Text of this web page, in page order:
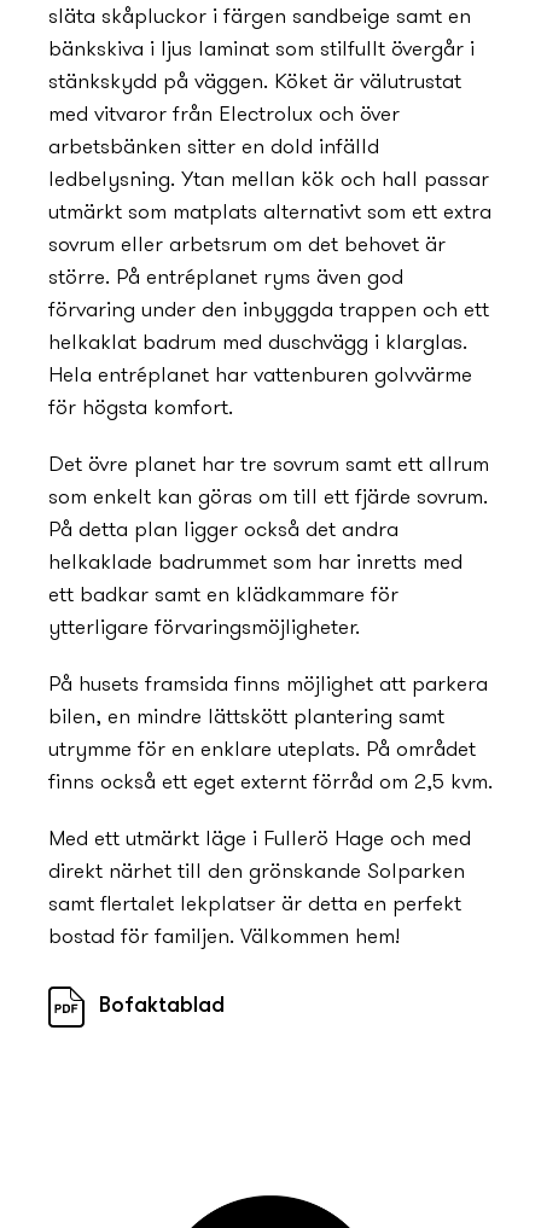
släta skåpluckor i färgen sandbeige samt en
bänkskiva i ljus laminat som stilfullt övergår i
stänkskydd på väggen. Köket är välutrustat
med vitvaror från Electrolux och över
arbetsbänken sitter en dold infälld
ledbelysning. Ytan mellan kök och hall passar
utmärkt som matplats alternativt som ett extra
sovrum eller arbetsrum om det behovet är
större. På entréplanet ryms även god
förvaring under den inbyggda trappen och ett
helkaklat badrum med duschvägg i klarglas.
Hela entréplanet har vattenburen golvvärme
för högsta komfort.
Det övre planet har tre sovrum samt ett allrum
som enkelt kan göras om till ett fjärde sovrum.
På detta plan ligger också det andra
helkaklade badrummet som har inretts med
ett badkar samt en klädkammare för
ytterligare förvaringsmöjligheter.
På husets framsida finns möjlighet att parkera
bilen, en mindre lättskött plantering samt
utrymme för en enklare uteplats. På området
finns också ett eget externt förråd om 2,5 kvm.
Med ett utmärkt läge i Fullerö Hage och med
direkt närhet till den grönskande Solparken
samt flertalet lekplatser är detta en perfekt
bostad för familjen. Välkommen hem!
Bofaktablad